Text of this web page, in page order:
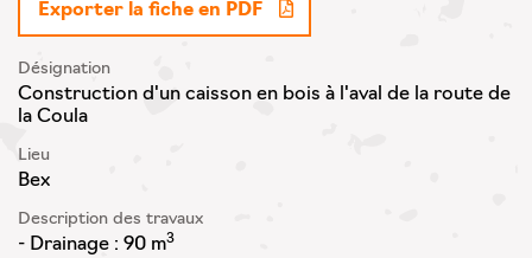
Exporter la fiche en PDF
Désignation
Construction d'un caisson en bois à l'aval de la route de
la Coula
Lieu
Bex
Description des travaux
- Drainage : 90 m3